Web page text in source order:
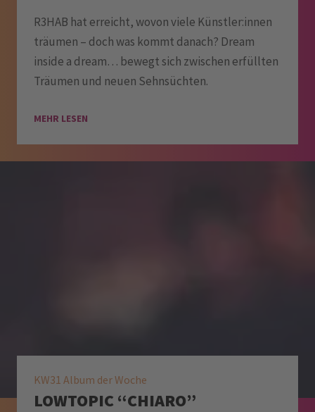
R3HAB hat erreicht, wovon viele Künstler:innen
träumen – doch was kommt danach? Dream
inside a dream… bewegt sich zwischen erfüllten
Träumen und neuen Sehnsüchten.
MEHR LESEN
KW31 Album der Woche
LOWTOPIC “CHIARO”